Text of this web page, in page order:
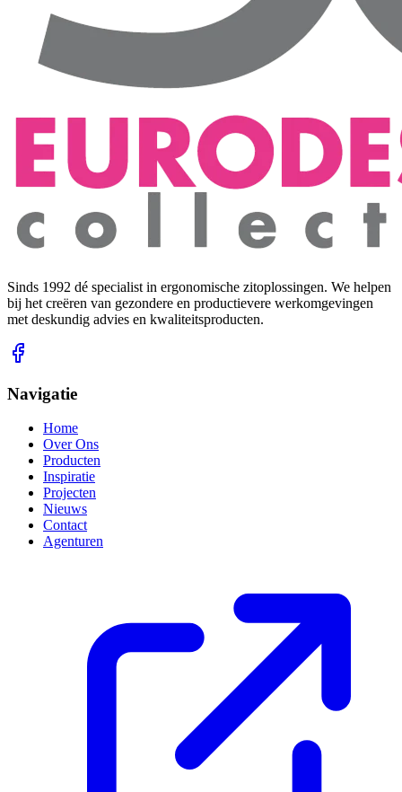
Sinds 1992 dé specialist in ergonomische zitoplossingen. We helpen
bij het creëren van gezondere en productievere werkomgevingen
met deskundig advies en kwaliteitsproducten.
Navigatie
Home
Over Ons
Producten
Inspiratie
Projecten
Nieuws
Contact
Agenturen